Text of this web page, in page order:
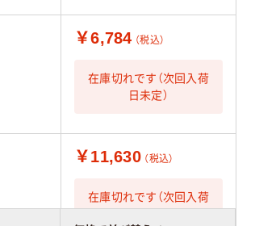
￥6,784 （税込）
在庫切れです（次回入荷
日未定）
￥11,630 （税込）
在庫切れです（次回入荷